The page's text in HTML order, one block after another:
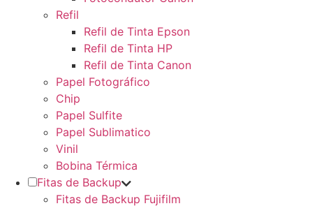
Refil
Refil de Tinta Epson
Refil de Tinta HP
Refil de Tinta Canon
Papel Fotográfico
Chip
Papel Sulfite
Papel Sublimatico
Vinil
Bobina Térmica
Fitas de Backup
Fitas de Backup Fujifilm